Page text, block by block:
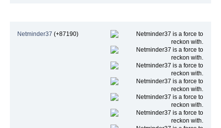
Netminder37 (+87190)